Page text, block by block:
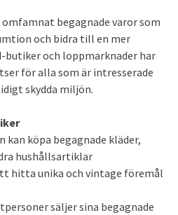
begagnade varor som
och bidra till en mer
butiker och loppmarknader har
för alla som är intresserade
skydda miljön.
kan köpa begagnade kläder,
hushållsartiklar
hitta unika och vintage föremål
säljer sina begagnade